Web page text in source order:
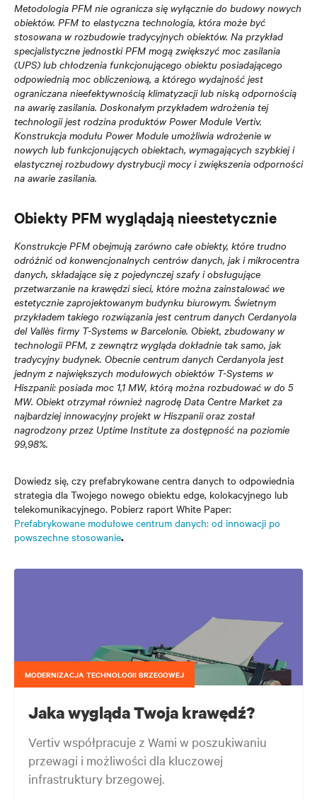
Metodologia PFM nie ogranicza się wyłącznie do budowy nowych
obiektów. PFM to elastyczna technologia, która może być
stosowana w rozbudowie tradycyjnych obiektów. Na przykład
specjalistyczne jednostki PFM mogą zwiększyć moc zasilania
(UPS) lub chłodzenia funkcjonującego obiektu posiadającego
odpowiednią moc obliczeniową, a którego wydajność jest
ograniczana nieefektywnością klimatyzacji lub niską odpornością
na awarię zasilania. Doskonałym przykładem wdrożenia tej
technologii jest rodzina produktów Power Module Vertiv.
Konstrukcja modułu Power Module umożliwia wdrożenie w
nowych lub funkcjonujących obiektach, wymagających szybkiej i
elastycznej rozbudowy dystrybucji mocy i zwiększenia odporności
na awarie zasilania.
Obiekty PFM wyglądają nieestetycznie
Konstrukcje PFM obejmują zarówno całe obiekty, które trudno
odróżnić od konwencjonalnych centrów danych, jak i mikrocentra
danych, składające się z pojedynczej szafy i obsługujące
przetwarzanie na krawędzi sieci, które można zainstalować we
estetycznie zaprojektowanym budynku biurowym. Świetnym
przykładem takiego rozwiązania jest centrum danych Cerdanyola
del Vallès firmy T-Systems w Barcelonie. Obiekt, zbudowany w
technologii PFM, z zewnątrz wygląda dokładnie tak samo, jak
tradycyjny budynek. Obecnie centrum danych Cerdanyola jest
jednym z największych modułowych obiektów T-Systems w
Hiszpanii: posiada moc 1,1 MW, którą można rozbudować w do 5
MW. Obiekt otrzymał również nagrodę Data Centre Market za
najbardziej innowacyjny projekt w Hiszpanii oraz został
nagrodzony przez Uptime Institute za dostępność na poziomie
99,98%.
Dowiedz się, czy prefabrykowane centra danych to odpowiednia
strategia dla Twojego nowego obiektu edge, kolokacyjnego lub
telekomunikacyjnego. Pobierz raport White Paper:
Prefabrykowane modułowe centrum danych: od innowacji po
powszechne stosowanie.
MODERNIZACJA TECHNOLOGII BRZEGOWEJ
Jaka wygląda Twoja krawędź?
Vertiv współpracuje z Wami w poszukiwaniu
przewagi i możliwości dla kluczowej
infrastruktury brzegowej.